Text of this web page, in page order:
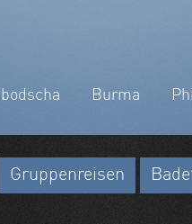
Burma
Gruppenreisen